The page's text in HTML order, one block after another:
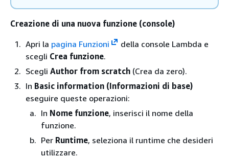
Creazione di una nuova funzione (console)
Apri la pagina Funzioni
della console Lambda e
scegli Crea funzione.
Scegli Author from scratch (Crea da zero).
In Basic information (Informazioni di base)
eseguire queste operazioni:
In Nome funzione, inserisci il nome della
funzione.
Per Runtime, seleziona il runtime che desideri
utilizzare.